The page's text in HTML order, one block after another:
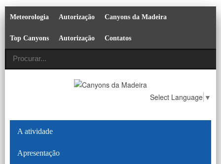
Meteorologia Autorização Canyons da Madeira
Top Canyons Autorização Contatos
Select Language ▼
A atividade
Apresentação